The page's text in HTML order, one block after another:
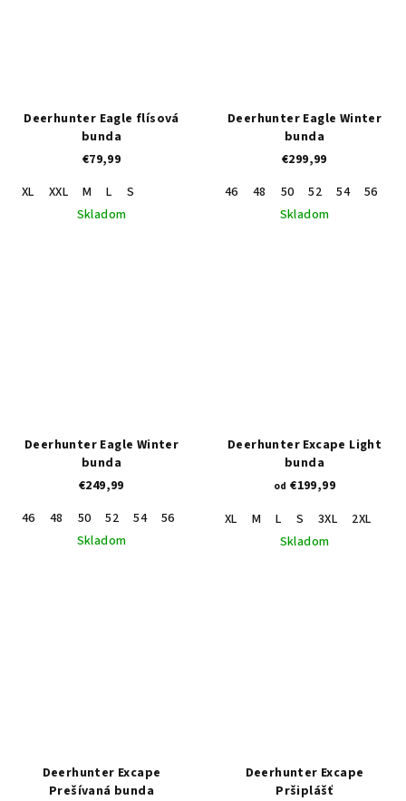
Deerhunter Eagle flísová
bunda
€79,99
XL
XXL M L
S
Skladom
Deerhunter Eagle Winter
bunda
€299,99
46
48 50 52 54 56
Skladom
Deerhunter Eagle Winter
bunda
€249,99
46
48 50 52 54 56
64
Skladom
Deerhunter Excape Light
bunda
od €199,99
XL
M L S 3XL
2XL
Skladom
Deerhunter Excape
Prešívaná bunda
Deerhunter Excape
Pršiplášť